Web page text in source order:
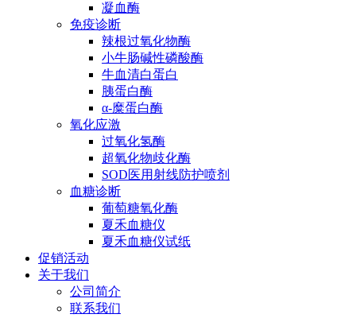
凝血酶
免疫诊断
辣根过氧化物酶
小牛肠碱性磷酸酶
牛血清白蛋白
胰蛋白酶
α-糜蛋白酶
氧化应激
过氧化氢酶
超氧化物歧化酶
SOD医用射线防护喷剂
血糖诊断
葡萄糖氧化酶
夏禾血糖仪
夏禾血糖仪试纸
促销活动
关于我们
公司简介
联系我们